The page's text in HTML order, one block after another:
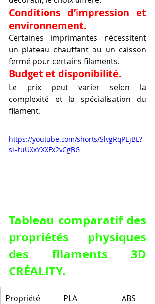
Conditions d’impression et
environnement.
Certaines imprimantes nécessitent
un plateau chauffant ou un caisson
fermé pour certains filaments.
Budget et disponibilité.
Le prix peut varier selon la
complexité et la spécialisation du
filament.
https://youtube.com/shorts/SlvgRqPEjBE?
si=tuUXxYXXFx2vCgBG
Tableau comparatif des
propriétés physiques
des filaments 3D
CRÉALITY.
Propriété PLA
ABS